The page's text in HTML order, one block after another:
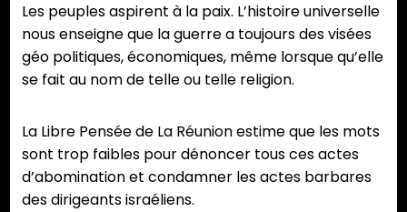
Les peuples aspirent à la paix. L’histoire universelle
nous enseigne que la guerre a toujours des visées
géo politiques, économiques, même lorsque qu’elle
se fait au nom de telle ou telle religion.
La Libre Pensée de La Réunion estime que les mots
sont trop faibles pour dénoncer tous ces actes
d’abomination et condamner les actes barbares
des dirigeants israéliens.